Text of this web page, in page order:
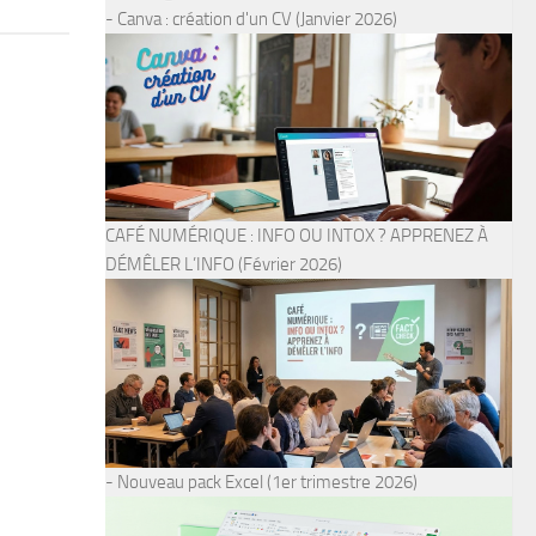
- Canva : création d'un CV (Janvier 2026)
CAFÉ NUMÉRIQUE : INFO OU INTOX ? APPRENEZ À
DÉMÊLER L’INFO (Février 2026)
- Nouveau pack Excel (1er trimestre 2026)